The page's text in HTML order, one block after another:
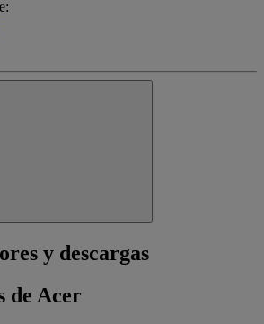
y descargas
de Acer